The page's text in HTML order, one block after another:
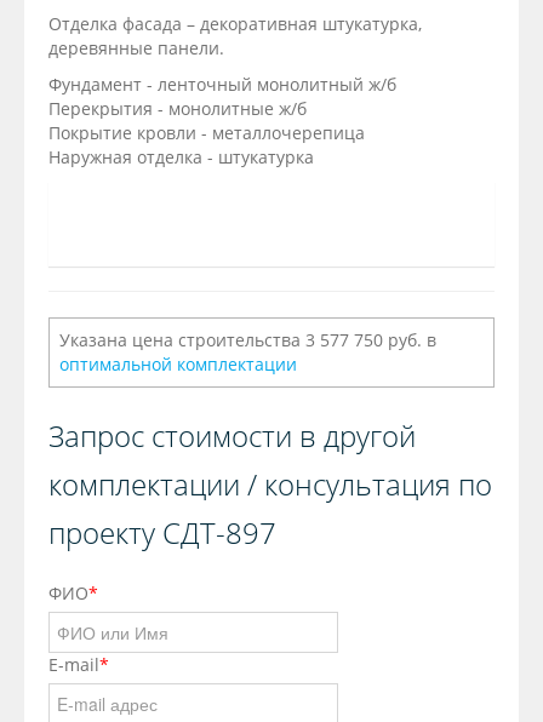
Отделка фасада – декоративная штукатурка,
деревянные панели.
Фундамент - ленточный монолитный ж/б
Перекрытия - монолитные ж/б
Покрытие кровли - металлочерепица
Наружная отделка - штукатурка
Указана цена строительства 3 577 750 руб. в
оптимальной комплектации
Запрос стоимости в другой
комплектации / консультация по
проекту СДТ-897
ФИО*
E-mail*